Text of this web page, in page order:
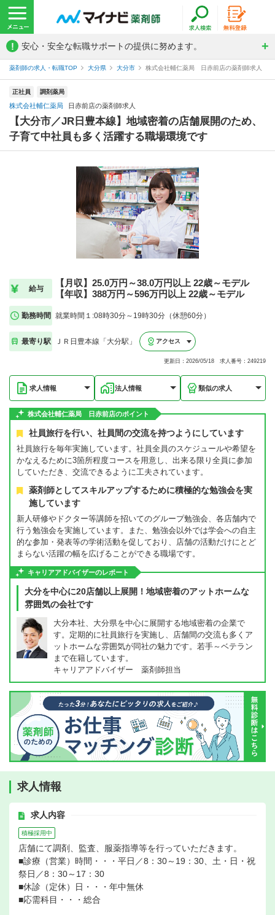
! 安心・安全な転職サポートの提供に努めます。
薬剤師の求人・転職TOP 大分県 大分市 株式会社輔仁薬局 日赤前店の薬剤師求人
正社員 調剤薬局
株式会社輔仁薬局 日赤前店の薬剤師求人
【大分市／JR日豊本線】地域密着の店舗展開のため、
子育て中社員も多く活躍する職場環境です
給与
【月収】25.0万円～38.0万円以上 22歳～モデル
【年収】388万円～596万円以上 22歳～モデル
勤務時間 就業時間１:08時30分～19時30分（休憩60分）
最寄り駅 ＪＲ日豊本線「大分駅」 アクセス
更新日：2026/05/18 求人番号：249219
求人情報 法人情報 類似の求人
株式会社輔仁薬局 日赤前店のポイント
社員旅行を行い、社員間の交流を持つようにしています
社員旅行を毎年実施しています。社員全員のスケジュールや希望を
かなえるために3箇所程度コースを用意し、出来る限り全員に参加
していただき、交流できるように工夫されています。
薬剤師としてスキルアップするために積極的な勉強会を実
施しています
新人研修やドクター等講師を招いてのグループ勉強会、各店舗内で
行う勉強会を実施しています。また、勉強会以外では学会への自主
的な参加・発表等の学術活動を促しており、店舗の活動だけにとど
まらない活躍の幅を広げることができる職場です。
キャリアアドバイザーのレポート
大分を中心に20店舗以上展開！地域密着のアットホームな
雰囲気の会社です
大分本社、大分県を中心に展開する地域密着の企業で
す。定期的に社員旅行を実施し、店舗間の交流も多くア
ットホームな雰囲気が同社の魅力です。若手～ベテラン
まで在籍しています。
キャリアアドバイザー 薬剤師担当
求人情報
求人内容
積極採用中
店舗にて調剤、監査、服薬指導等を行っていただきます。
■診療（営業）時間・・・平日／8：30～19：30、土・日・祝
祭日／8：30～17：30
■休診（定休）日・・・年中無休
■応需科目・・・総合